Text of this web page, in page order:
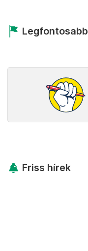
Legfontosabb
Friss hírek